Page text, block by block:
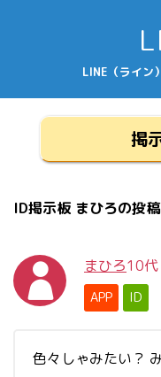
LINE（ライン
掲
ID掲示板 まひろの投稿
まひろ10代
APP ID
色々しゃみたい？